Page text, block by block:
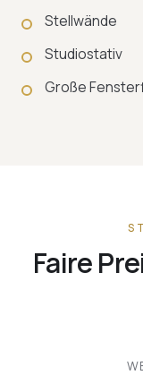
Stellwände
Studiostativ
Große
Faire